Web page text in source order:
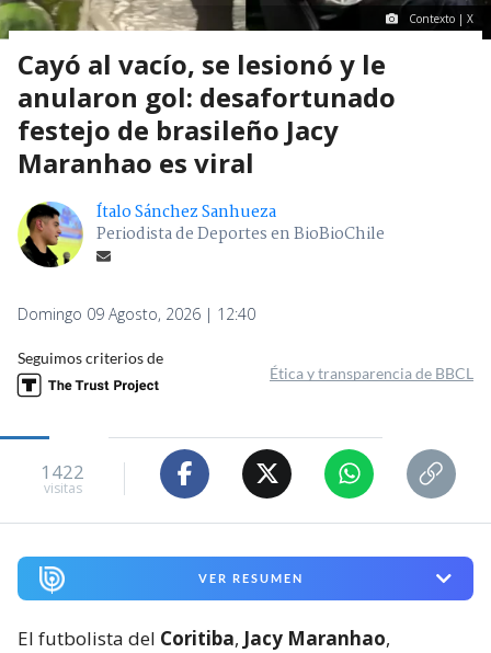
Contexto | X
Cayó al vacío, se lesionó y le
anularon gol: desafortunado
festejo de brasileño Jacy
Maranhao es viral
Ítalo Sánchez Sanhueza
Periodista de Deportes en BioBioChile
Domingo 09 Agosto, 2026 | 12:40
Seguimos criterios de
Ética y transparencia de BBCL
1422
visitas
VER RESUMEN
El futbolista del Coritiba, Jacy Maranhao,